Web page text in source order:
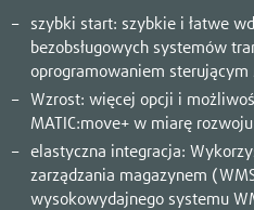
szybki start: szybkie i łatwe
bezobsługowych systemów
oprogramowaniem sterującym
Wzrost: więcej opcji i
MATIC:move+ w miarę
elastyczna integracja:
zarządzania magazynem
wysokowydajnego systemu